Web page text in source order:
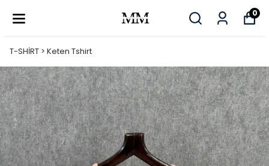
0
T-SHİRT > Keten Tshirt